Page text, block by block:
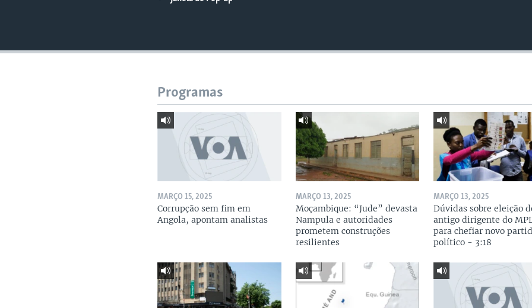
Programas
MARÇO 15, 2025
Corrupção sem fim em
Angola, apontam analistas
MARÇO 13, 2025
Moçambique: “Jude” devasta
Nampula e autoridades
prometem construções
resilientes
MARÇO 13, 2025
Dúvidas sobre eleição
antigo dirigente do
para chefiar novo
político - 3:18